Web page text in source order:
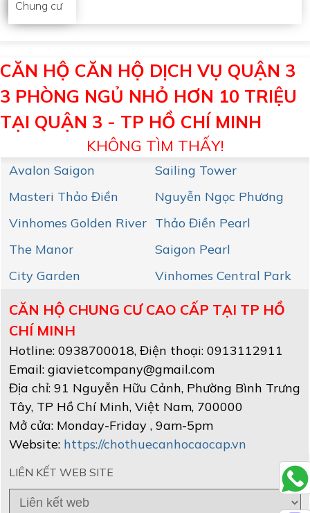
Chung cư
CĂN HỘ CĂN HỘ DỊCH VỤ QUẬN 3
3 PHÒNG NGỦ NHỎ HƠN 10 TRIỆU
TẠI QUẬN 3 - TP HỒ CHÍ MINH
KHÔNG TÌM THẤY!
Avalon Saigon
Sailing Tower
Masteri Thảo Điền
Nguyễn Ngọc Phương
Vinhomes Golden River Thảo Điền Pearl
The Manor
Saigon Pearl
City Garden
Vinhomes Central Park
CĂN HỘ CHUNG CƯ CAO CẤP TẠI TP HỒ
CHÍ MINH
Hotline: 0938700018, Điện thoại: 0913112911
Email: giavietcompany@gmail.com
Địa chỉ: 91 Nguyễn Hữu Cảnh, Phường Bình Trưng
Tây, TP Hồ Chí Minh, Việt Nam, 700000
Mở cửa: Monday-Friday , 9am-5pm
Website: https://chothuecanhocaocap.vn
LIÊN KẾT WEB SITE